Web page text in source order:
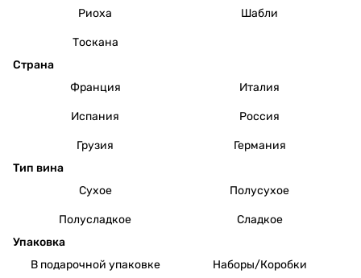
Риоха Шабли
Тоскана
Страна
Франция
Италия
Испания Россия
Грузия
Германия
Тип вина
Сухое
Полусухое
Полусладкое
Сладкое
Упаковка
В подарочной упаковке
Наборы/Коробки